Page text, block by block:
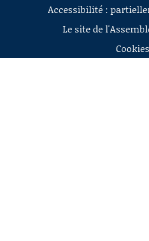
Accessibilité :
Le site de
Cookies